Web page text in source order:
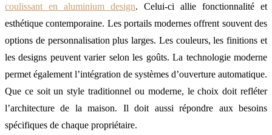
coulissant en aluminium design. Celui-ci allie fonctionnalité et
esthétique contemporaine. Les portails modernes offrent souvent des
options de personnalisation plus larges. Les couleurs, les finitions et
les designs peuvent varier selon les goûts. La technologie moderne
permet également l’intégration de systèmes d’ouverture automatique.
Que ce soit un style traditionnel ou moderne, le choix doit refléter
l’architecture de la maison. Il doit aussi répondre aux besoins
spécifiques de chaque propriétaire.